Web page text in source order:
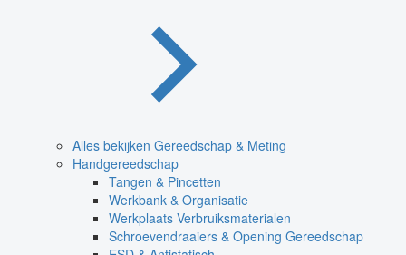
Alles bekijken Gereedschap & Meting
Handgereedschap
Tangen & Pincetten
Werkbank & Organisatie
Werkplaats Verbruiksmaterialen
Schroevendraaiers & Opening Gereedschap